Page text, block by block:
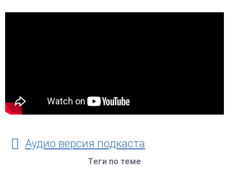
Аудио версия подкаста
Теги по теме